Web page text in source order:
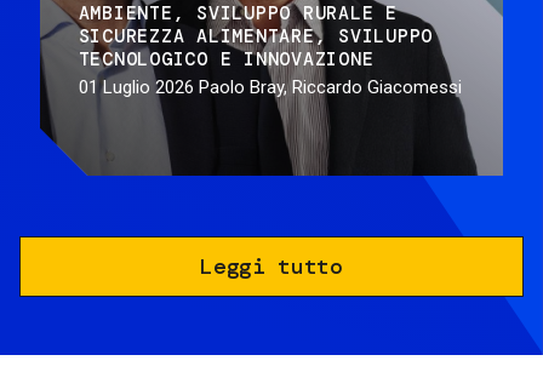
AMBIENTE
SVILUPPO RURALE E
SICUREZZA ALIMENTARE
SVILUPPO
TECNOLOGICO E INNOVAZIONE
01 Luglio 2026 Paolo Bray, Riccardo Giacomessi
Leggi tutto